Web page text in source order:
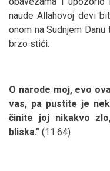
naude Allahovoj devi
onom na Sudnjem
brzo stići.
O narode moj, evo
vas, pa pustite je
činite joj nikakvo
bliska." (11:64)